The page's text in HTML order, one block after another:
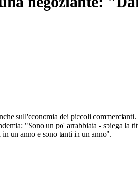
sull'economia dei piccoli commercianti.
"Sono un po' arrabbiata - spiega la
un anno e sono tanti in un anno".